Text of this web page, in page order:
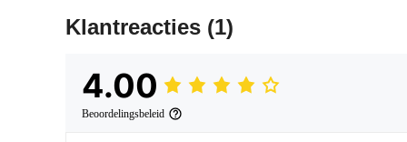
Klantreacties (1)
4.00
Beoordelingsbeleid